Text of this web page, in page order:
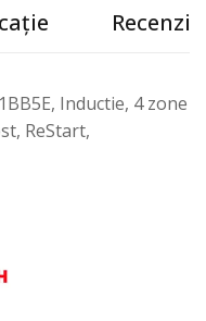
Recenzii
Inductie, 4 zone
ReStart,